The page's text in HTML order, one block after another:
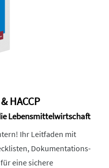
HACCP
Lebensmittelwirtschaft
Ihr Leitfaden mit
Dokumentations-
eine sichere